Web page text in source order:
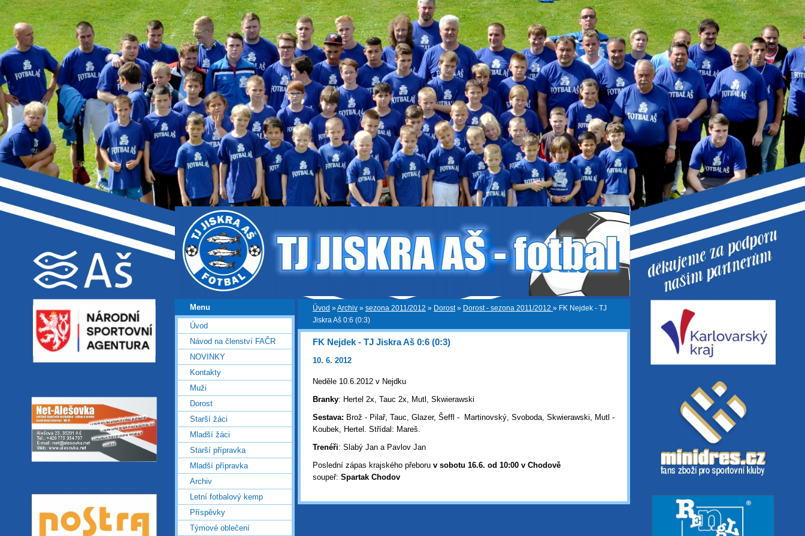
Úvod »Archiv » sezona 2011/2012 » Dorost» Dorost - sezona 2011/2012 » FK Nejdek - TJ
Jiskra Aš 0:6 (0:3)
FK Nejdek - TJ Jiskra Aš 0:6 (0:3)
10. 6. 2012
Neděle 10.6.2012 v Nejdku
Branky: Hertel 2x, Tauc 2x, Mutl, Skwierawski
Sestava: Brož - Pilař, Tauc, Glazer, Šeffl - Martinovský, Svoboda, Skwierawski, Mutl -
Koubek, Hertel. Střídal: Mareš.
Trenéři: Slabý Jan a Pavlov Jan
Poslední zápas krajského přeboru v sobotu 16.6. od 10:00 v Chodově
soupeř: Spartak Chodov
Menu
Úvod
Návod na členství FAČR
NOVINKY
Kontakty
Muži
Dorost
Starší žáci
Mladší žáci
Starší přípravka
Mladší přípravka
Archiv
Letní fotbalový kemp
Příspěvky
Týmové oblečení